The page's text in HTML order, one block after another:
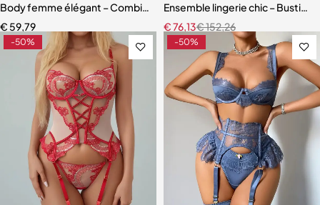
Body femme élégant – Combinaison avec empiècements en maille
€ 59,79
Ensemble lingerie chic –
€152,26
€76,13
-50% -50%